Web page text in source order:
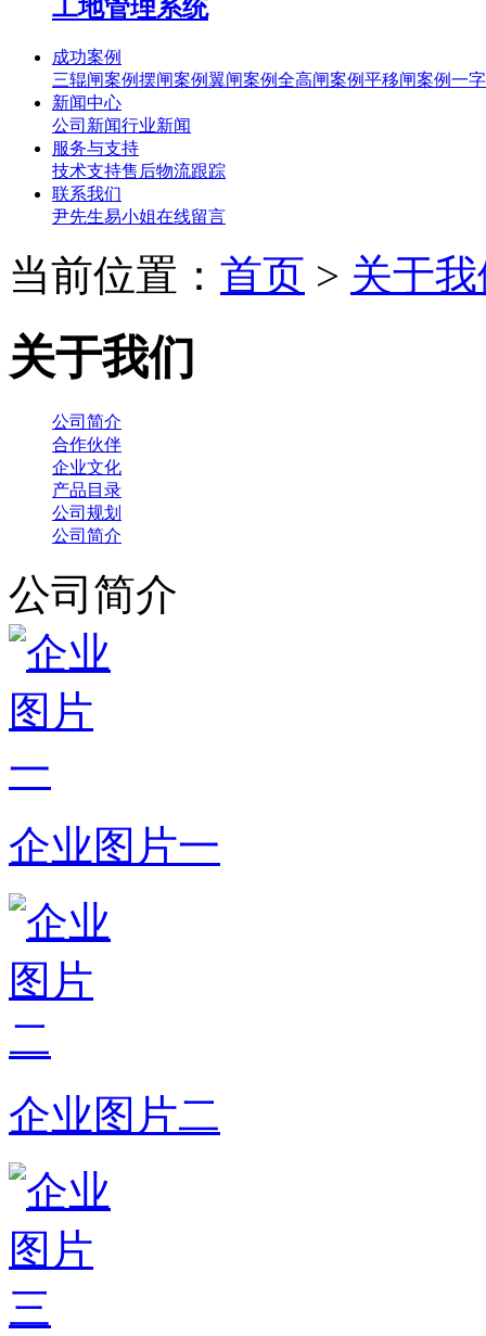
工地管理系统
成功案例
三辊闸案例摆闸案例 翼闸案例全高闸案例平移闸案例一
新闻中心
公司新闻行业新闻
服务与支持
技术支持售后物流跟踪
联系我们
尹先生易小姐在线留言
当前位置： 首页 > 关于
关于我们
公司简介
合作伙伴
企业文化
产品目录
公司规划
公司简介
公司简介
企业图片一
企业图片二